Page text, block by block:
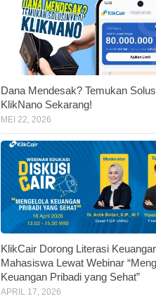
Dana Mendesak? Temukan
KlikNano Sekarang!
MEI 22, 2026
KlikCair Dorong Literasi
Mahasiswa Lewat Webinar
Keuangan Pribadi yang Sehat”
APRIL 17, 2026